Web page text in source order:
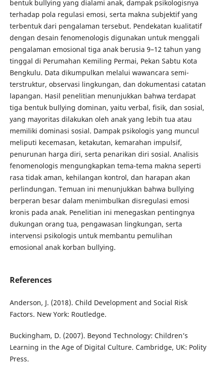
bentuk bullying yang dialami anak, dampak psikologisnya
terhadap pola regulasi emosi, serta makna subjektif yang
terbentuk dari pengalaman tersebut. Pendekatan kualitatif
dengan desain fenomenologis digunakan untuk menggali
pengalaman emosional tiga anak berusia 9–12 tahun yang
tinggal di Perumahan Kemiling Permai, Pekan Sabtu Kota
Bengkulu. Data dikumpulkan melalui wawancara semi-
terstruktur, observasi lingkungan, dan dokumentasi catatan
lapangan. Hasil penelitian menunjukkan bahwa terdapat
tiga bentuk bullying dominan, yaitu verbal, fisik, dan sosial,
yang mayoritas dilakukan oleh anak yang lebih tua atau
memiliki dominasi sosial. Dampak psikologis yang muncul
meliputi kecemasan, ketakutan, kemarahan impulsif,
penurunan harga diri, serta penarikan diri sosial. Analisis
fenomenologis mengungkapkan tema-tema makna seperti
rasa tidak aman, kehilangan kontrol, dan harapan akan
perlindungan. Temuan ini menunjukkan bahwa bullying
berperan besar dalam menimbulkan disregulasi emosi
kronis pada anak. Penelitian ini menegaskan pentingnya
dukungan orang tua, pengawasan lingkungan, serta
intervensi psikologis untuk membantu pemulihan
emosional anak korban bullying.
References
Anderson, J. (2018). Child Development and Social Risk
Factors. New York: Routledge.
Buckingham, D. (2007). Beyond Technology: Children’s
Learning in the Age of Digital Culture. Cambridge, UK: Polity
Press.